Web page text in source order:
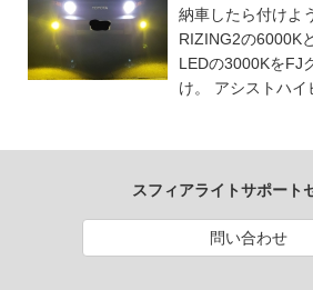
納車したら付けよ
RIZING2の6000K
LEDの3000KをFJ
け。 アシストハイ
スフィアライトサポート
問い合わせ